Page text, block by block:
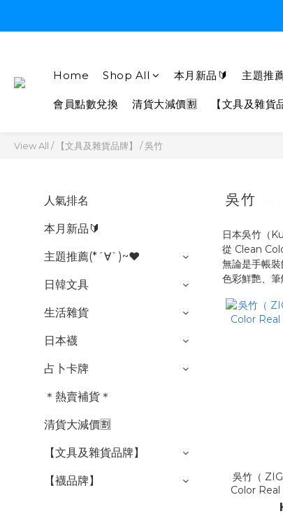
Home Shop All 本月新品🔰 主題推
會員點數兌換 清貨大減價🈹 【文具及雜貨
View All / 【文具及雜貨品牌】 /吳竹
人氣排名
本月新品🔰
主題推薦(*´∀`)~♥
日韓文具
生活雜貨
日本襪
占卜卡牌
＊熱賣補貨＊
清貨大減價🈹
【文具及雜貨品牌】
【襪品牌】
吳竹
日本吳竹（
從 Clean
無論是手帳
色彩鮮艷、
吳竹（
Color Real